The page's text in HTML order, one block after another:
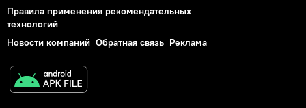
Правила применения рекомендательных
технологий
Новости компаний Обратная связь Реклама